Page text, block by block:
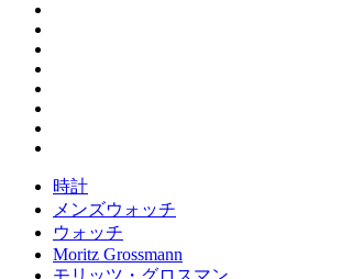
時計
メンズウォッチ
ウォッチ
Moritz Grossmann